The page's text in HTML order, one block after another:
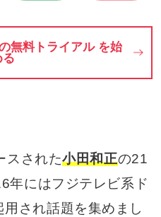
無料トライアル を始
る
スされた小田和正の21
年にはフジテレビ系ド
され話題を集めまし